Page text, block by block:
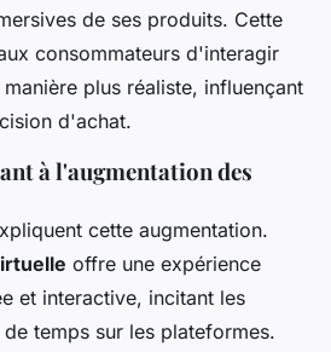
de ses produits. Cette
consommateurs d'interagir
plus réaliste, influençant
d'achat.
à l'augmentation des
cette augmentation.
offre une expérience
et interactive, incitant les
temps sur les plateformes.